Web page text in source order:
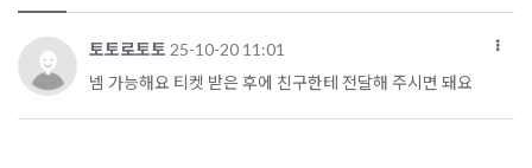
토토로토토 25-10-20 11:01
넴 가능해요 티켓 받은 후에 친구한테 전달해 주시면 돼요